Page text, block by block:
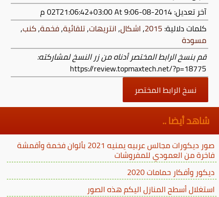
آخر تعديل:2014-08-02T21:06:42+03:00
At 9:06 م
كلمات دلالية: 2015
,اشكال,انتريهات,تلقائية,فخمة,كنب,
مسودة
قم بنسخ الرابط المختصر أدناه من زر النسخ لمشاركته:
https://review.topmaxtech.net/?p=18775
نسخ الرابط المختصر
شاهد أيضا ..
صور ديكورات مجالس عربيه يمنيه 2021 بألوان فخمة وأقمشة
فاخرة من العمودي للمفروشات
ديكور وأفكار حمامات 2020
استغلال أسطح المنازل اليكم هذه الصور